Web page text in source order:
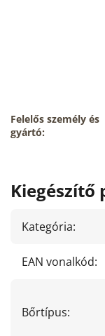
Felelős személy és
gyártó:
Kiegészítő
Kategória:
EAN vonalkód:
Bőrtípus: